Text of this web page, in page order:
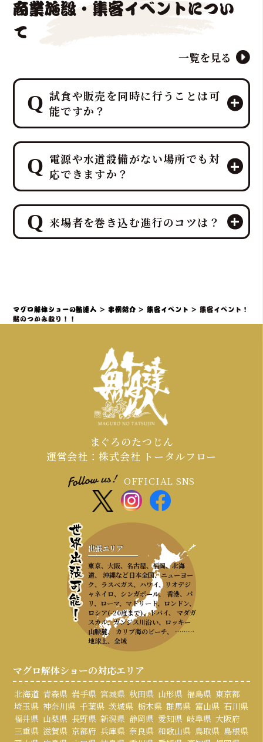
商業施設・集客イベントについ
て
一覧を見る
試食や販売を同時に行うことは可
能ですか？
エンターテイメントとして楽しんでい
ただいた後、その場で最高の贅沢を味
わう「試食」と、イベント後の楽しみ
を提供する「販売」を同時に行うこと
が可能です。
特に集客イベントや法人宴会では、こ
の「試食＆販売」の組み合わせが、イ
電源や水道設備がない場所でも対
応できますか？
ご安心ください。出張ケータリング日
本一、ケータリング部門実績No.1を誇
るプロ集団である鮪達人は、電源や水
の実施実績があります。
来場者を巻き込む進行のコツは？
ーテイメントとして昇華させるプロの
グ＆サプライズ入場」で期待感を高
め、「共同作業と写真映え」で誰もが
主役になり、「ライブで食す」最高の
カタルシスを提供することがです。
マグロ解体ショーの鮪達人 > 事例紹介 >集客イベント >集客イベント！
鮎のつかみ取り！！
まぐろのたつじん
運営会社：株式会社 トータルフロー
OFFICIAL SNS
出張エリア
東京、大阪、名古屋、福岡、北海
道、 沖縄など日本全国、ニューヨー
ク、ラスベガス、ハワイ、リオデジ
ャネイロ、シンガポール、 香港、パ
リ、ローマ、マドリード、ロンドン、
ロシア(-20度まで)、ドバイ、 マダガ
スカル、ガンジス川沿い、ロッキー
山脈麓、 カリブ海のビーチ、 ………
地球上、全域
マグロ解体ショーの対応エリア
北海道 青森県 岩手県 宮城県 秋田県 山形県 福島県 東京都
埼玉県 神奈川県 千葉県 茨城県 栃木県 群馬県 富山県 石川県
福井県 山梨県 長野県 新潟県 静岡県 愛知県 岐阜県 大阪府
三重県 滋賀県 京都府 兵庫県 奈良県 和歌山県 鳥取県 島根県